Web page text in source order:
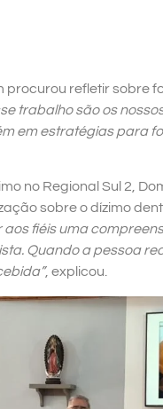
refletir sobre
trabalho são os
em estratégias para
no Regional Sul 2,
sobre o dízimo
fiéis uma
Quando a pessoa
, explicou.